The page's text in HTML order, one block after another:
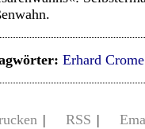
Erhard Crome
| RSS |